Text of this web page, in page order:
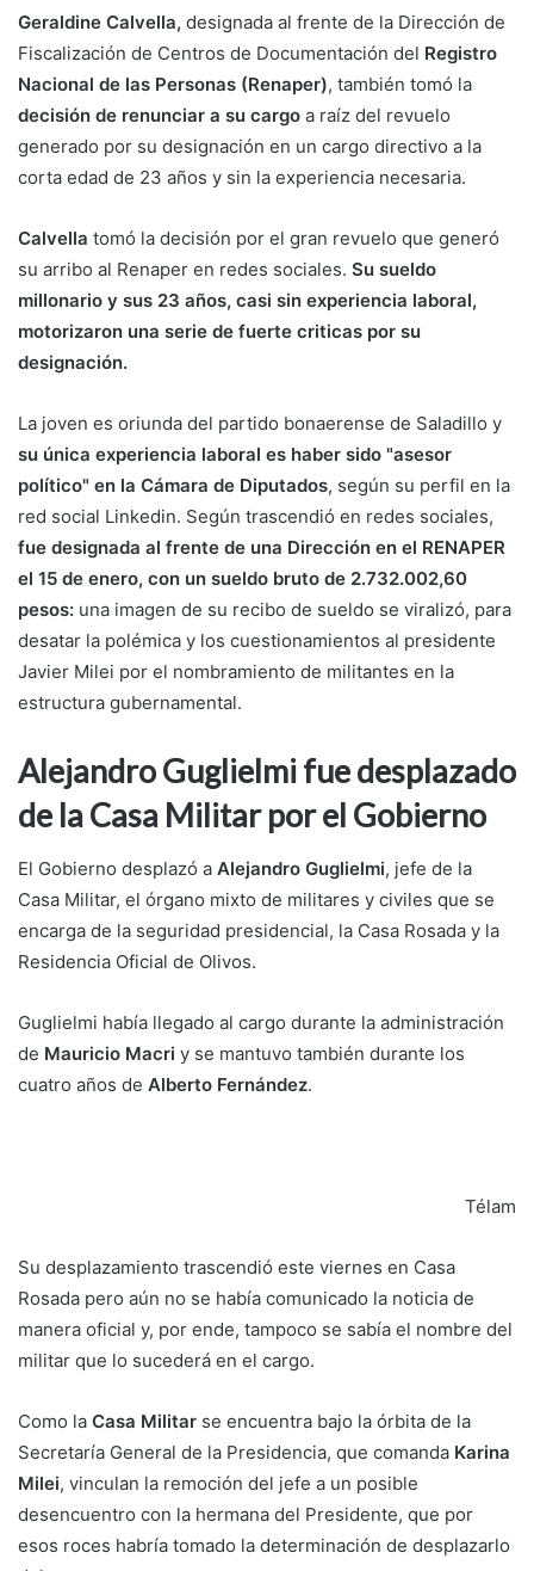
Geraldine Calvella, designada al frente de la Dirección de
Fiscalización de Centros de Documentación del Registro
Nacional de las Personas (Renaper), también tomó la
decisión de renunciar a su cargo a raíz del revuelo
generado por su designación en un cargo directivo a la
corta edad de 23 años y sin la experiencia necesaria.
Calvella tomó la decisión por el gran revuelo que generó
su arribo al Renaper en redes sociales. Su sueldo
millonario y sus 23 años, casi sin experiencia laboral,
motorizaron una serie de fuerte criticas por su
designación.
La joven es oriunda del partido bonaerense de Saladillo y
su única experiencia laboral es haber sido "asesor
político" en la Cámara de Diputados, según su perfil en la
red social Linkedin. Según trascendió en redes sociales,
fue designada al frente de una Dirección en el RENAPER
el 15 de enero, con un sueldo bruto de 2.732.002,60
pesos: una imagen de su recibo de sueldo se viralizó, para
desatar la polémica y los cuestionamientos al presidente
Javier Milei por el nombramiento de militantes en la
estructura gubernamental.
Alejandro Guglielmi fue desplazado
de la Casa Militar por el Gobierno
El Gobierno desplazó a Alejandro Guglielmi, jefe de la
Casa Militar, el órgano mixto de militares y civiles que se
encarga de la seguridad presidencial, la Casa Rosada y la
Residencia Oficial de Olivos.
Guglielmi había llegado al cargo durante la administración
de Mauricio Macri y se mantuvo también durante los
cuatro años de Alberto Fernández.
Télam
Su desplazamiento trascendió este viernes en Casa
Rosada pero aún no se había comunicado la noticia de
manera oficial y, por ende, tampoco se sabía el nombre del
militar que lo sucederá en el cargo.
Como la Casa Militar se encuentra bajo la órbita de la
Secretaría General de la Presidencia, que comanda Karina
Milei, vinculan la remoción del jefe a un posible
desencuentro con la hermana del Presidente, que por
esos roces habría tomado la determinación de desplazarlo